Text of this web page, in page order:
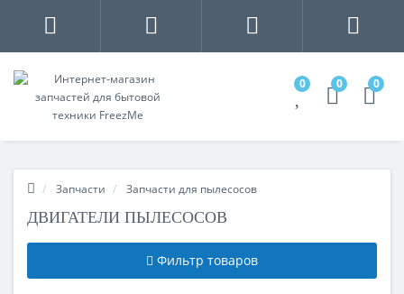
0 0 0
Запчасти Запчасти для пылесосов
ДВИГАТЕЛИ ПЫЛЕСОСОВ
Фильтр товаров